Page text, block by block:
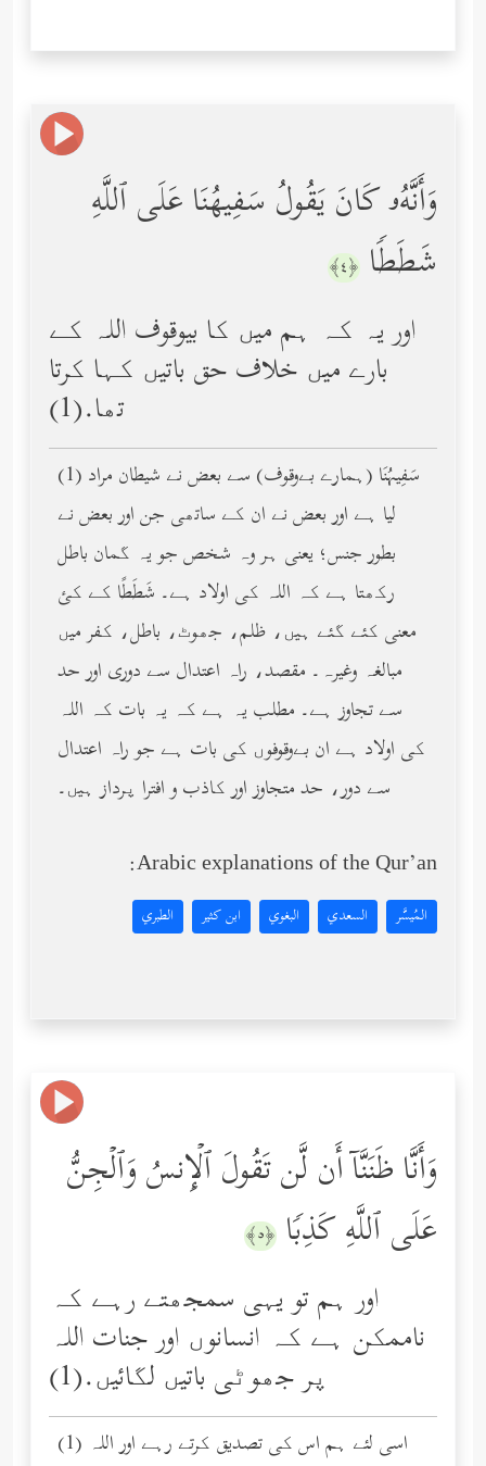
وَأَنَّهُۥ كَانَ یَقُولُ سَفِیهُنَا عَلَى ٱللَّهِ
شَطَطࣰا ﴿٤﴾
اور یہ کہ ہم میں کا بیوقوف اللہ کے
بارے میں خلاف حق باتیں کہا کرتا
تھا.(1)
(1) سَفِيهُنَا (ہمارے بےوقوف) سے بعض نے شیطان مراد
لیا ہے اور بعض نے ان کے ساتھی جن اور بعض نے
بطور جنس؛ یعنی ہر وہ شخص جو یہ گمان باطل
رکھتا ہے کہ اللہ کی اولاد ہے۔ شَطَطًا کے کئ
معنی کئے گئے ہیں، ظلم، جھوٹ، باطل، کفر میں
مبالغہ وغیرہ۔ مقصد، راہ اعتدال سے دوری اور حد
سے تجاوز ہے۔ مطلب یہ ہے کہ یہ بات کہ اللہ
کی اولاد ہے ان بےوقوفوں کی بات ہے جو راہ اعتدال
سے دور، حد متجاوز اور کاذب و افترا پرداز ہیں۔
Arabic explanations of the Qur’an:
المُيسَّر السعدي البغوي ابن كثير الطبري
وَأَنَّا ظَنَنَّاۤ أَن لَّن تَقُولَ ٱلۡإِنسُ وَٱلۡجِنُّ
عَلَى ٱللَّهِ كَذِبࣰا ﴿٥﴾
اور ہم تو یہی سمجھتے رہے کہ
ناممکن ہے کہ انسانوں اور جنات اللہ
پر جھوٹی باتیں لگائیں.(1)
(1) اسی لئے ہم اس کی تصدیق کرتے رہے اور اللہ